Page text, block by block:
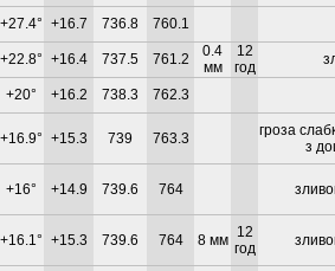
+27.4° +16.7 736.8 760.1
+22.8° +16.4 737.5 761.2
0.4
мм
12
год
+20° +16.2 738.3 762.3
+16.9° +15.3 739 763.3
гроза
з
+16° +14.9 739.6 764
+16.1° +15.3 739.6 764 8 мм
12
год